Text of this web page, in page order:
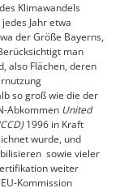
Klimawandels
Jahr etwa
der Größe Bayerns,
man
also Flächen, deren
so groß wie die der
Abkommen United
1996 in Kraft
wurde, und
sowie vieler
weiter
Kommission